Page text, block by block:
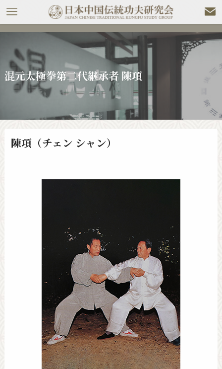
混元太極拳第二代継承者 陳項
陳項（チェン シャン）